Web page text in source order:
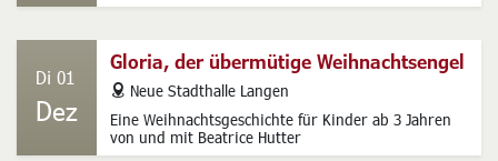
Gloria, der übermütige Weihnachtsengel
Eine Weihnachtsgeschichte für Kinder ab 3 Jahren
von und mit Beatrice Hutter
Di 01
Dez
address
Neue Stadthalle Langen